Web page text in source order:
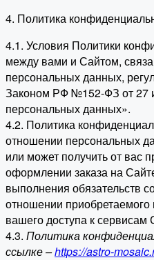
4. Политика
4.1. Условия Политики
между вами и Сайтом,
персональных данных,
Законом РФ №152-ФЗ от 27
персональных данных».
4.2. Политика
отношении персональных
или может получить от вас
оформлении заказа на
выполнения обязательств
отношении приобретаемого
вашего доступа к сервисам
4.3. Политика
ссылке –https://astro-